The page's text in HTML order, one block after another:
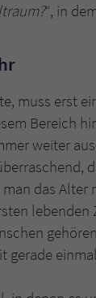
“, in
muss erst
Bereich
weiter
das
gerade